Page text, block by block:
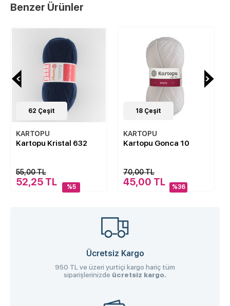
Benzer Ürünler
62 Çeşit
KARTOPU
Kartopu Kristal 632
55,00 TL
52,25 TL %5
18 Çeşit
KARTOPU
Kartopu Gonca 10
70,00 TL
45,00 TL %36
Ücretsiz Kargo
950 TL ve üzeri yurtiçi kargo hariç tüm
siparişlerinizde ücretsiz kargo.